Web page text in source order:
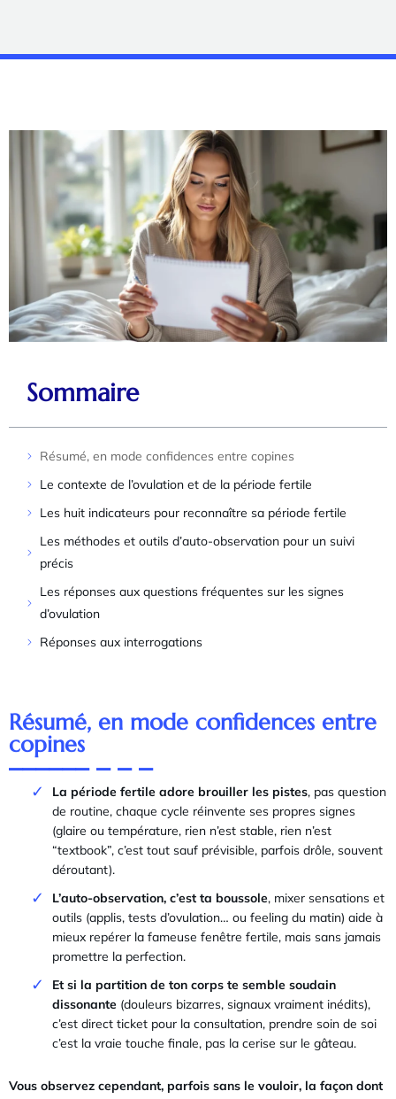
Sommaire
Résumé, en mode confidences entre copines
Le contexte de l’ovulation et de la période fertile
Les huit indicateurs pour reconnaître sa période fertile
Les méthodes et outils d’auto-observation pour un suivi
précis
Les réponses aux questions fréquentes sur les signes
d’ovulation
Réponses aux interrogations
Résumé, en mode confidences entre
copines
La période fertile adore brouiller les pistes, pas question
de routine, chaque cycle réinvente ses propres signes
(glaire ou température, rien n’est stable, rien n’est
“textbook”, c’est tout sauf prévisible, parfois drôle, souvent
déroutant).
L’auto-observation, c’est ta boussole, mixer sensations et
outils (applis, tests d’ovulation… ou feeling du matin) aide à
mieux repérer la fameuse fenêtre fertile, mais sans jamais
promettre la perfection.
Et si la partition de ton corps te semble soudain
dissonante (douleurs bizarres, signaux vraiment inédits),
c’est direct ticket pour la consultation, prendre soin de soi
c’est la vraie touche finale, pas la cerise sur le gâteau.
Vous observez cependant, parfois sans le vouloir, la façon dont